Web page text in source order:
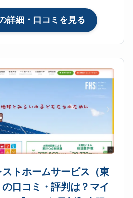
ミ・
判
は？
マ
イ
リ
ォ
考
評
価
4.9【2026
年
最
詳細・口コミを見る
ソ
ー
エ
ネ
株
式
会
社
品
川
区）
の
口
トホームサービス（東
口コミ・評判は？マイ